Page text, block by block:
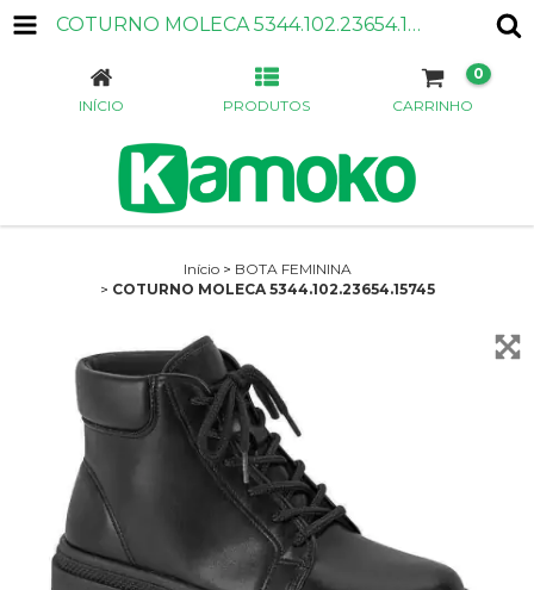
COTURNO MOLECA 5344.102.23654.15745
INÍCIO PRODUTOS CARRINHO
0
Início > BOTA FEMININA
> COTURNO MOLECA 5344.102.23654.15745